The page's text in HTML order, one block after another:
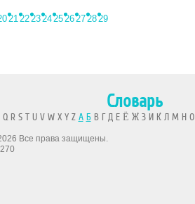
212223242526272829
Словарь
R S T U V W X Y Z А БВ Г Д Е Ё Ж З И К Л М Н О
Все права защищены.